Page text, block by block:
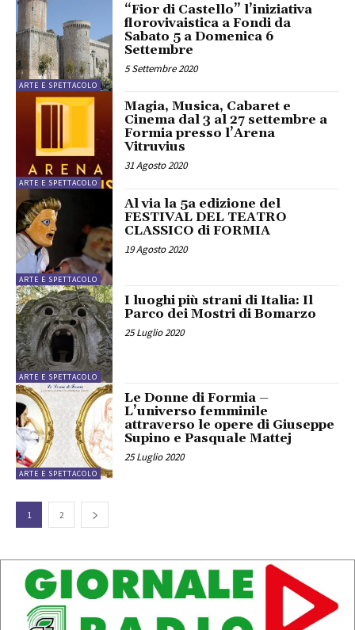
ARTE E SPETTACOLO
“Fior di Castello” l’iniziativa
florovivaistica a Fondi da
Sabato 5 a Domenica 6
Settembre
5 Settembre 2020
ARTE E SPETTACOLO
Magia, Musica, Cabaret e
Cinema dal 3 al 27 settembre a
Formia presso l’Arena
Vitruvius
31 Agosto 2020
ARTE E SPETTACOLO
Al via la 5a edizione del
FESTIVAL DEL TEATRO
CLASSICO di FORMIA
19 Agosto 2020
ARTE E SPETTACOLO
I luoghi più strani di Italia: Il
Parco dei Mostri di Bomarzo
25 Luglio 2020
ARTE E SPETTACOLO
Le Donne di Formia –
L’universo femminile
attraverso le opere di Giuseppe
Supino e Pasquale Mattej
25 Luglio 2020
1 2